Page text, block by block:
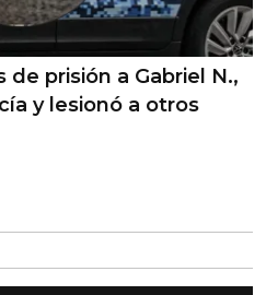
de prisión a Gabriel N.,
y lesionó a otros